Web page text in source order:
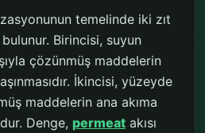
temelinde iki zıt
bulunur. Birincisi, suyun
çözünmüş maddelerin
İkincisi, yüzeyde
maddelerin ana akıma
Denge, permeat akısı